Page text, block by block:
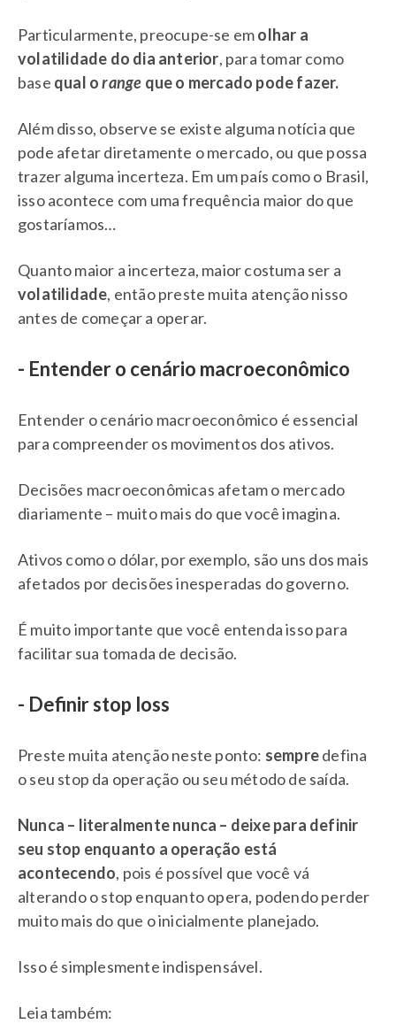
Particularmente, preocupe-se emolhar a
volatilidade do dia anterior, para tomar como
base qual orange que o mercado pode fazer.
Além disso, observe se existe alguma notícia que
pode afetar diretamente o mercado, ou que possa
trazer alguma incerteza. Em um país como o Brasil,
isso acontece com uma frequência maior do que
gostaríamos…
Quanto maior a incerteza, maior costuma ser a
volatilidade, então preste muita atenção nisso
antes de começar a operar.
- Entender o cenário macroeconômico
Entender o cenário macroeconômico é essencial
para compreender os movimentos dos ativos.
Decisões macroeconômicas afetam o mercado
diariamente – muito mais do que você imagina.
Ativos como o dólar, por exemplo, são uns dos mais
afetados por decisões inesperadas do governo.
É muito importante que você entenda isso para
facilitar sua tomada de decisão.
- Definir stop loss
Preste muita atenção neste ponto: sempredefina
o seu stop da operação ou seu método de saída.
Nunca – literalmente nunca – deixe para definir
seu stop enquanto a operação está
acontecendo, pois é possível que você vá
alterando o stop enquanto opera, podendo perder
muito mais do que o inicialmente planejado.
Isso é simplesmente indispensável.
Leia também: